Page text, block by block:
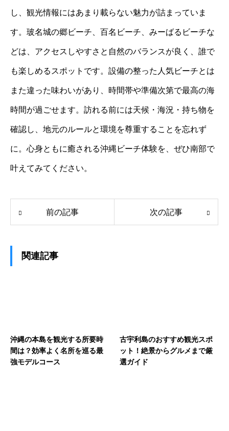
し、観光情報にはあまり載らない魅力が詰まっていま
す。玻名城の郷ビーチ、百名ビーチ、みーばるビーチな
どは、アクセスしやすさと自然のバランスが良く、誰で
も楽しめるスポットです。設備の整った人気ビーチとは
また違った味わいがあり、時間帯や準備次第で最高の海
時間が過ごせます。訪れる前には天候・海況・持ち物を
確認し、地元のルールと環境を尊重することを忘れず
に。心身ともに癒される沖縄ビーチ体験を、ぜひ南部で
叶えてみてください。
前の記事 次の記事
関連記事
沖縄の本島を観光する所要時
間は？効率よく名所を巡る最
強モデルコース
古宇利島のおすすめ観光スポ
ット！絶景からグルメまで厳
選ガイド